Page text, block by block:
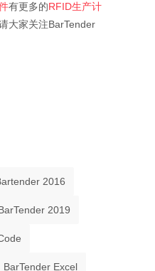
有更多的RFID生产计
大家关注BarTender
2016
2019
BarTender Excel